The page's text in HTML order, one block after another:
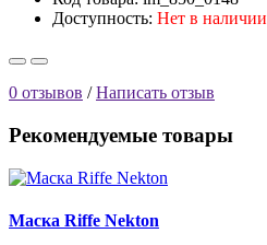
Доступность: Нет в наличии
0 отзывов /Написать отзыв
Рекомендуемые товары
Маска Riffe Nekton